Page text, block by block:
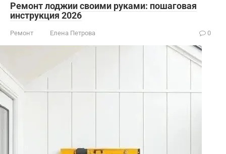
Ремонт лоджии своими руками: пошаговая
инструкция 2026
Ремонт Елена Петрова 0